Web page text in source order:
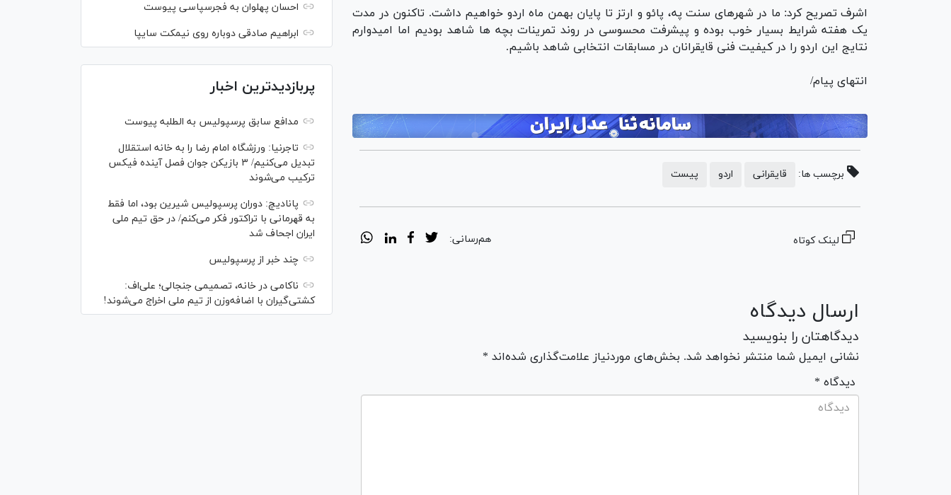
اشرف تصریح کرد: ما در شهرهای سنت په، پائو و ارتز تا پایان بهمن ماه اردو خواهیم داشت. تاکنون در مدت
یک هفته شرایط بسیار خوب بوده و پیشرفت محسوسی در روند تمرینات بچه ها شاهد بودیم اما امیدوارم
نتایج این اردو را در کیفیت فنی قایقرانان در مسابقات انتخابی شاهد باشیم.
انتهای پیام/
برچسب ها: قایقرانی اردو پیست
لینک کوتاه هم‌رسانی:
ارسال دیدگاه
دیدگاهتان را بنویسید
نشانی ایمیل شما منتشر نخواهد شد. بخش‌های موردنیاز علامت‌گذاری شده‌اند *
* دیدگاه
احسان پهلوان به فجرسپاسی پیوست
ابراهیم صادقی دوباره روی نیمکت سایپا
پربازدیدترین اخبار
مدافع سابق پرسپولیس به الطلبه پیوست
تاجرنیا: ورزشگاه امام رضا را به خانه استقلال
تبدیل می‌کنیم/ ۳ بازیکن جوان فصل آینده فیکس
ترکیب می‌شوند
پانادیچ: دوران پرسپولیس شیرین بود، اما فقط
به قهرمانی با تراکتور فکر می‌کنم/ در حق تیم ملی
ایران اجحاف شد
چند خبر از پرسپولیس
ناکامی در خانه، تصمیمی جنجالی؛ علی‌اف:
کشتی‌گیران با اضافه‌وزن از تیم ملی اخراج می‌شوند!